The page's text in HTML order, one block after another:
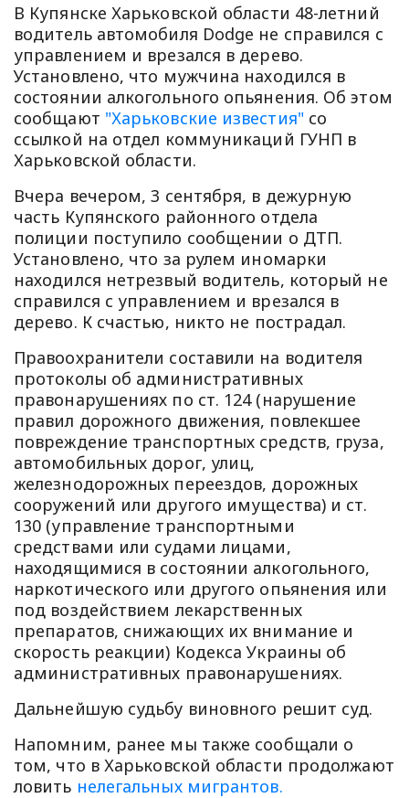
В Купянске Харьковской области 48-летний
водитель автомобиля Dodge не справился с
управлением и врезался в дерево.
Установлено, что мужчина находился в
состоянии алкогольного опьянения. Об этом
сообщают "Харьковские известия" со
ссылкой на отдел коммуникаций ГУНП в
Харьковской области.
Вчера вечером, 3 сентября, в дежурную
часть Купянского районного отдела
полиции поступило сообщении о ДТП.
Установлено, что за рулем иномарки
находился нетрезвый водитель, который не
справился с управлением и врезался в
дерево. К счастью, никто не пострадал.
Правоохранители составили на водителя
протоколы об административных
правонарушениях по ст. 124 (нарушение
правил дорожного движения, повлекшее
повреждение транспортных средств, груза,
автомобильных дорог, улиц,
железнодорожных переездов, дорожных
сооружений или другого имущества) и ст.
130 (управление транспортными
средствами или судами лицами,
находящимися в состоянии алкогольного,
наркотического или другого опьянения или
под воздействием лекарственных
препаратов, снижающих их внимание и
скорость реакции) Кодекса Украины об
административных правонарушениях.
Дальнейшую судьбу виновного решит суд.
Напомним, ранее мы также сообщали о
том, что в Харьковской области продолжают
ловить нелегальных мигрантов.